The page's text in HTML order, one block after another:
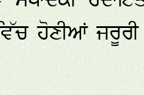
ਹੋਣੀਆਂ